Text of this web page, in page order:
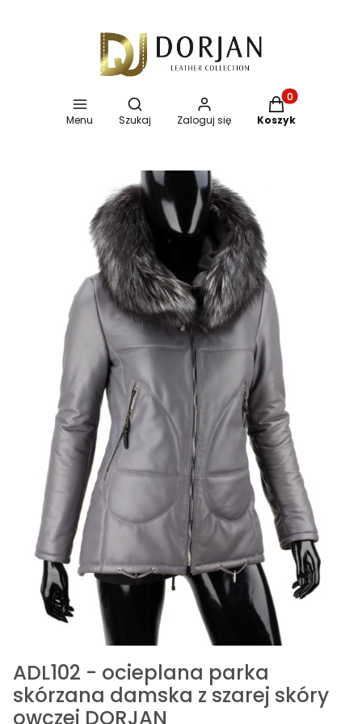
Menu
Otwórz wyszukiwarkę
Szukaj Zaloguj się
Produkty w
Koszyk
ADL102 - ocieplana parka
skórzana damska z szarej skóry
owczej DORJAN